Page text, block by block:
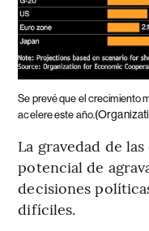
Se prevé que el crecimiento
acelere este año.
La gravedad de
potencial de
decisiones
difíciles.